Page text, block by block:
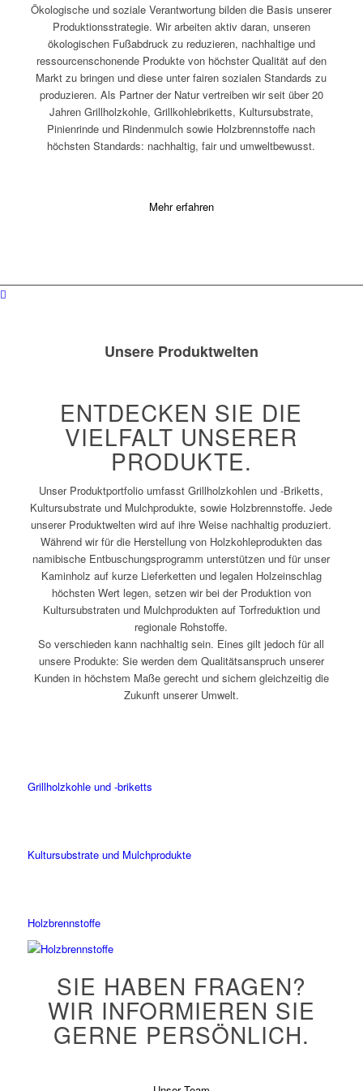
Ökologische und soziale Verantwortung bilden die Basis unserer
Produktionsstrategie. Wir arbeiten aktiv daran, unseren
ökologischen Fußabdruck zu reduzieren, nachhaltige und
ressourcenschonende Produkte von höchster Qualität auf den
Markt zu bringen und diese unter fairen sozialen Standards zu
produzieren. Als Partner der Natur vertreiben wir seit über 20
Jahren Grillholzkohle, Grillkohlebriketts, Kultursubstrate,
Pinienrinde und Rindenmulch sowie Holzbrennstoffe nach
höchsten Standards: nachhaltig, fair und umweltbewusst.
Mehr erfahren
Unsere Produktwelten
ENTDECKEN SIE DIE
VIELFALT UNSERER
PRODUKTE.
Unser Produktportfolio umfasst Grillholzkohlen und -Briketts,
Kultursubstrate und Mulchprodukte, sowie Holzbrennstoffe. Jede
unserer Produktwelten wird auf ihre Weise nachhaltig produziert.
Während wir für die Herstellung von Holzkohleprodukten das
namibische Entbuschungsprogramm unterstützen und für unser
Kaminholz auf kurze Lieferketten und legalen Holzeinschlag
höchsten Wert legen, setzen wir bei der Produktion von
Kultursubstraten und Mulchprodukten auf Torfreduktion und
regionale Rohstoffe.
So verschieden kann nachhaltig sein. Eines gilt jedoch für all
unsere Produkte: Sie werden dem Qualitätsanspruch unserer
Kunden in höchstem Maße gerecht und sichern gleichzeitig die
Zukunft unserer Umwelt.
Grillholzkohle und -briketts
Kultursubstrate und Mulchprodukte
Holzbrennstoffe
SIE HABEN FRAGEN?
WIR INFORMIEREN SIE
GERNE PERSÖNLICH.